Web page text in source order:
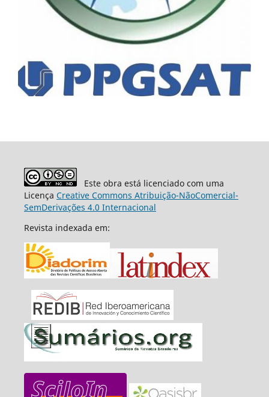
Este obra está licenciado com uma
Licença Creative Commons Atribuição-NãoComercial-
SemDerivações 4.0 Internacional
Revista indexada em: